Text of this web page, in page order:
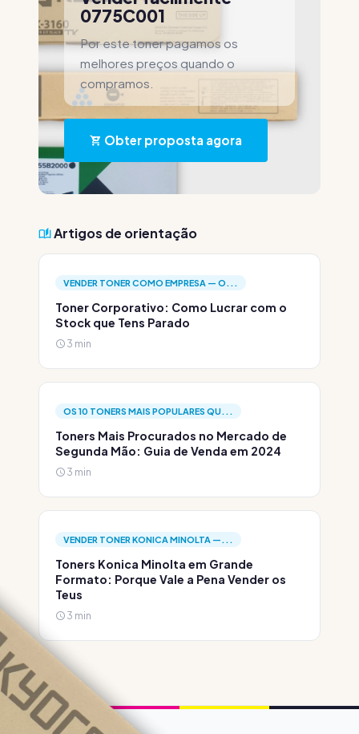
0775C001
Por este toner pagamos os
melhores preços quando o
compramos.
Obter proposta agora
Artigos de orientação
VENDER TONER COMO EMPRESA — O...
Toner Corporativo: Como Lucrar com o
Stock que Tens Parado
3 min
OS 10 TONERS MAIS POPULARES QU...
Toners Mais Procurados no Mercado de
Segunda Mão: Guia de Venda em 2024
3 min
VENDER TONER KONICA MINOLTA —...
Toners Konica Minolta em Grande
Formato: Porque Vale a Pena Vender os
Teus
3 min